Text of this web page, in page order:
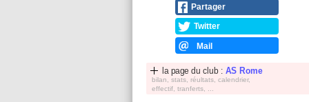
Partager
Twitter
Mail
la page du club : AS Rome
bilan, stats, réultats, calendrier,
effectif, tranferts, ...